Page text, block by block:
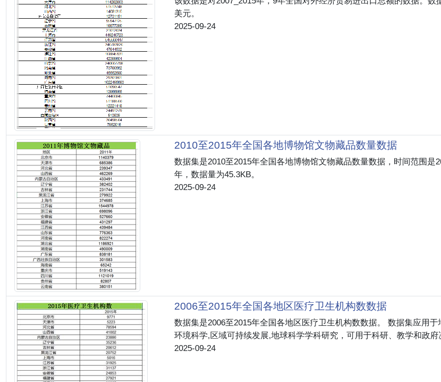
美元。
2025-09-24
2010至2015年全国各地博物馆文物藏品数量数据
数据集是2010至2015年全国各地博物馆文物藏品数量数据，时间范围是
年，数据量为45.3KB。
2025-09-24
2006至2015年全国各地区医疗卫生机构数数据
数据集是2006至2015年全国各地区医疗卫生机构数数据。 数据集应用于
环境科学,区域可持续发展,地球科学学科研究，可用于科研、教学和政府
2025-09-24